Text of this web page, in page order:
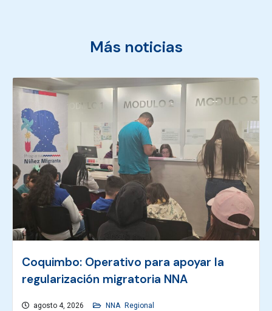
Más noticias
Coquimbo: Operativo para apoyar la
regularización migratoria NNA
agosto 4, 2026 NNA Regional